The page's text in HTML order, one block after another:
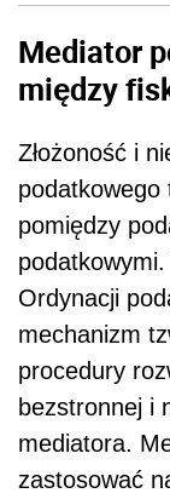
Mediator
między
Złożoność i
podatkowego
pomiędzy
Ordynacji
mechanizm
procedury
bezstronnej i
mediatora.
zastosować